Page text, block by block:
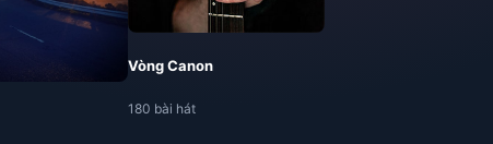
Vòng Canon
180 bài hát